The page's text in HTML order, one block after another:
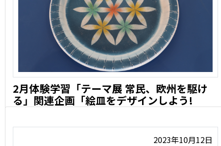
2月体験学習「テーマ展 常民、欧州を駆け
る」関連企画「絵皿をデザインしよう!
2023年10月12日